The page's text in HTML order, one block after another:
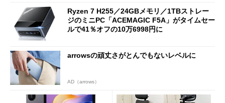
Ryzen 7 H255／24GBメモリ／1TBストレー
ジのミニPC「ACEMAGIC F5A」がタイムセー
ルで41％オフの10万6998円に
arrowsの頑丈さがとんでもないレベルに
AD（arrows）